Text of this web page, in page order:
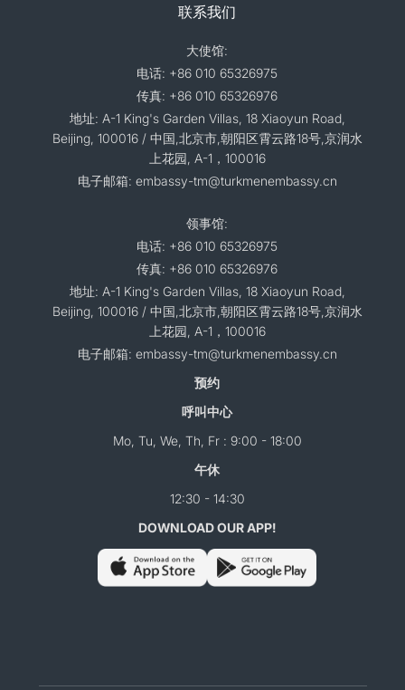
联系我们
大使馆:
电话: +86 010 65326975
传真: +86 010 65326976
地址: A-1 King's Garden Villas, 18 Xiaoyun Road,
Beijing, 100016 / 中国,北京市,朝阳区霄云路18号,京润水
上花园, A-1，100016
电子邮箱: embassy-tm@turkmenembassy.cn
领事馆:
电话: +86 010 65326975
传真: +86 010 65326976
地址: A-1 King's Garden Villas, 18 Xiaoyun Road,
Beijing, 100016 / 中国,北京市,朝阳区霄云路18号,京润水
上花园, A-1，100016
电子邮箱: embassy-tm@turkmenembassy.cn
预约
呼叫中心
Mo, Tu, We, Th, Fr : 9:00 - 18:00
午休
12:30 - 14:30
DOWNLOAD OUR APP!